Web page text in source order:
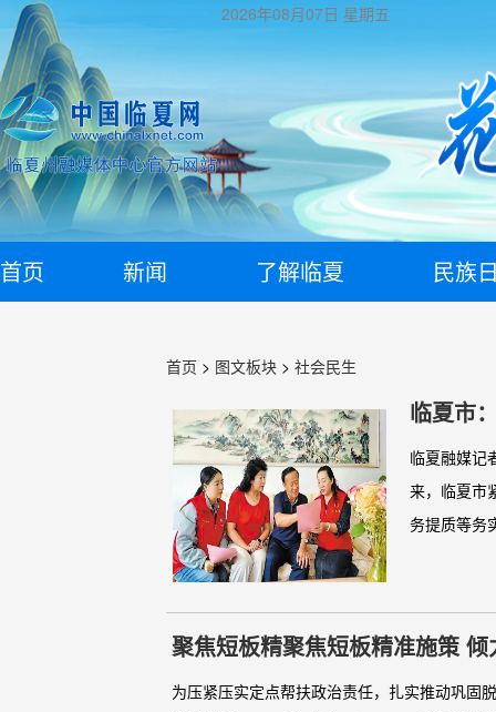
2026年08月07日 星期五
首页 新闻 了解临夏 民族
首页 > 图文板块 > 社会民生
临夏市
临夏融媒记
来，临夏市
务提质等务
聚焦短板精聚焦短板精准施策
为压紧压实定点帮扶政治责任，扎实推动巩固